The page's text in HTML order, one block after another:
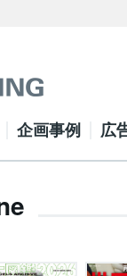
企画事例 広